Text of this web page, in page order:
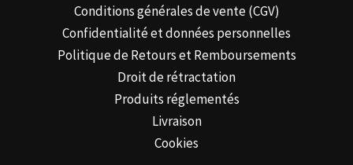
Conditions générales de vente (CGV)
Confidentialité et données personnelles
Politique de Retours et Remboursements
Droit de rétractation
Produits réglementés
Livraison
Cookies